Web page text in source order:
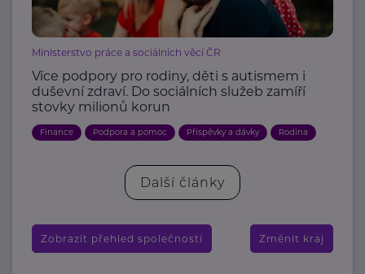
Ministerstvo práce a sociálních věcí ČR
Více podpory pro rodiny, děti s autismem i
duševní zdraví. Do sociálních služeb zamíří
stovky milionů korun
Finance Podpora a pomoc Příspěvky a dávky Rodina
Další články
Zobrazit přehled společností Změnit kraj